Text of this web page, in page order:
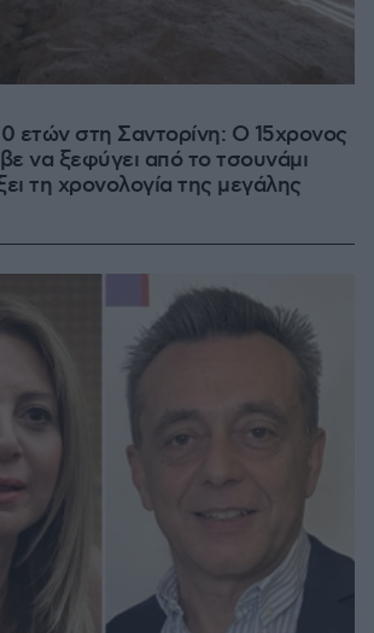
ετών στη Σαντορίνη: Ο 15χρονος
να ξεφύγει από το τσουνάμι
τη χρονολογία της μεγάλης